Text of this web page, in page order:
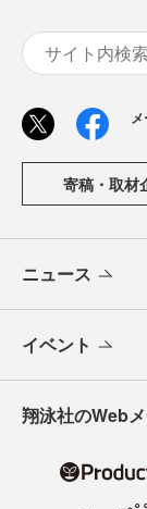
寄稿・取材
ニュース
イベント
翔泳社のWeb